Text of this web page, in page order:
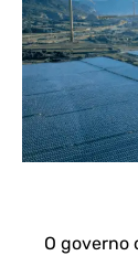
O governo